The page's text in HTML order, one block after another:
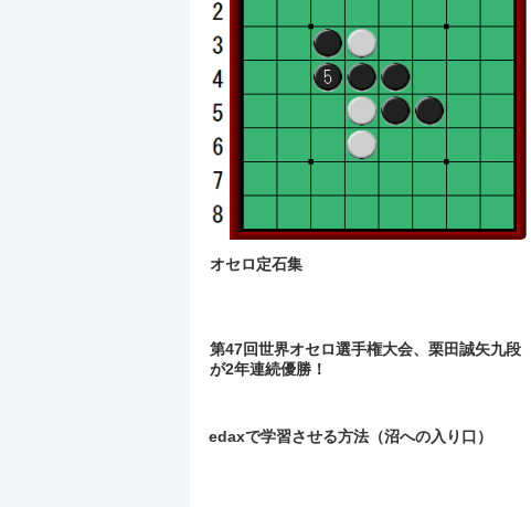
オセロ定石集
第47回世界オセロ選手権大会、栗田誠矢九段
が2年連続優勝！
edaxで学習させる方法（沼への入り口）